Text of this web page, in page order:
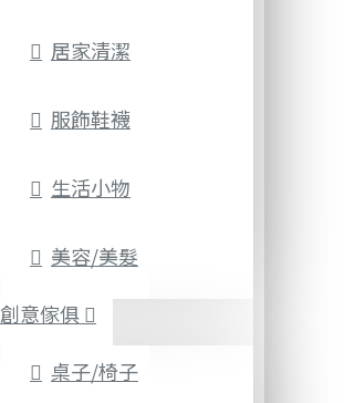
居家清潔
服飾鞋襪
生活小物
美容/美髮
創意傢俱
桌子/椅子